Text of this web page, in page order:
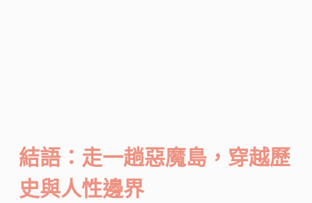
結語：走一趟惡魔島，穿越歷
史與人性邊界